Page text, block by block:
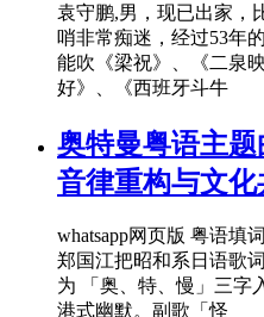
袁守鹏,男，现已出家，
哨非常痴迷，经过53年
能吹《梁祝》、《二泉
好》、《西班牙斗牛
奥特曼粤语主
音律重构与文
whatsapp网页版 粤语填
郑国江把昭和系日语歌
为 「奥、特、慢」三字
港式幽默。副歌「怪